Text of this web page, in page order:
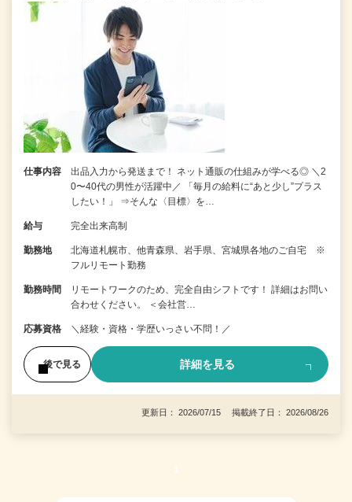
仕事内容
出品入力から発送まで！ ネット通販の仕組みが学べる◎ ＼2
0〜40代の男性が活躍中／ 「毎月の給料に“あと少し”プラス
したい！」 ⇒そんな〈目標〉を…
給与 完全出来高制
勤務地
北海道札幌市、他青森県、岩手県、宮城県各地のご自宅 ※
フルリモート勤務
勤務時間
リモートワークのため、完全自由シフトです！ 詳細はお問い
合わせください。 ＜会社営…
応募資格 ＼経験・資格・学歴いっさい不問！／
後で見る 詳細を見る
更新日： 2026/07/15 掲載終了日： 2026/08/26
1